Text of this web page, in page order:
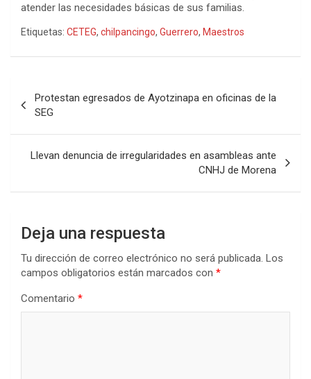
atender las necesidades básicas de sus familias.
Etiquetas: CETEG, chilpancingo, Guerrero, Maestros
de
entradas
Protestan egresados de Ayotzinapa en oficinas de la
SEG
Llevan denuncia de irregularidades en asambleas ante
CNHJ de Morena
Deja una respuesta
Tu dirección de correo electrónico no será publicada. Los
campos obligatorios están marcados con *
Comentario *